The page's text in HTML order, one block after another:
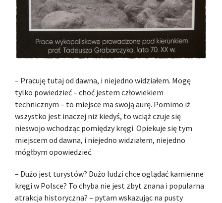
– Pracuję tutaj od dawna, i niejedno widziałem. Mogę
tylko powiedzieć – choć jestem człowiekiem
technicznym – to miejsce ma swoją aurę. Pomimo iż
wszystko jest inaczej niż kiedyś, to wciąż czuje się
nieswojo wchodząc pomiędzy kręgi. Opiekuje się tym
miejscem od dawna, i niejedno widziałem, niejedno
mógłbym opowiedzieć.
– Dużo jest turystów? Dużo ludzi chce oglądać kamienne
kręgi w Polsce? To chyba nie jest zbyt znana i popularna
atrakcja historyczna? – pytam wskazując na pusty